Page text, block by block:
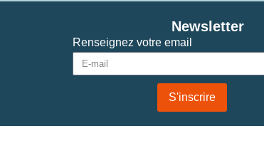
Renseignez votre email
S'inscrire
Newsletter